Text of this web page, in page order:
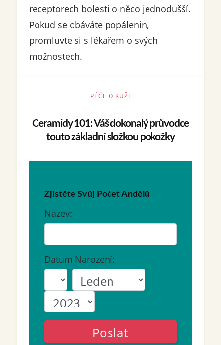
receptorech bolesti o něco jednodušší.
Pokud se obáváte popálenin,
promluvte si s lékařem o svých
možnostech.
PÉČE O KŮŽI
Ceramidy 101: Váš dokonalý průvodce
touto základní složkou pokožky
Zjistěte Svůj Počet Andělů
Název:
Datum Narození:
Poslat